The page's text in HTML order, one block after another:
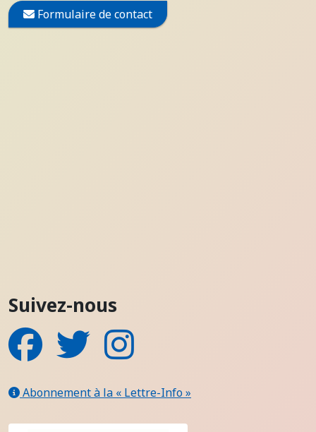
Formulaire de contact
Suivez-nous
FacebookTwitter Instagram
Abonnement à la « Lettre-Info »